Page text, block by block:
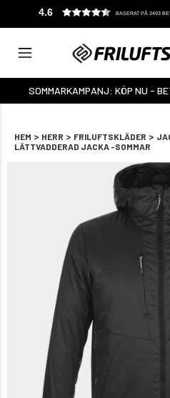
4.6 BASERAT PÅ 3493
SOMMARKAMPANJ: KÖP NU -
HEM > HERR > FRILUFTSKLÄDER >
LÄTTVADDERAD JACKA -SOMMAR